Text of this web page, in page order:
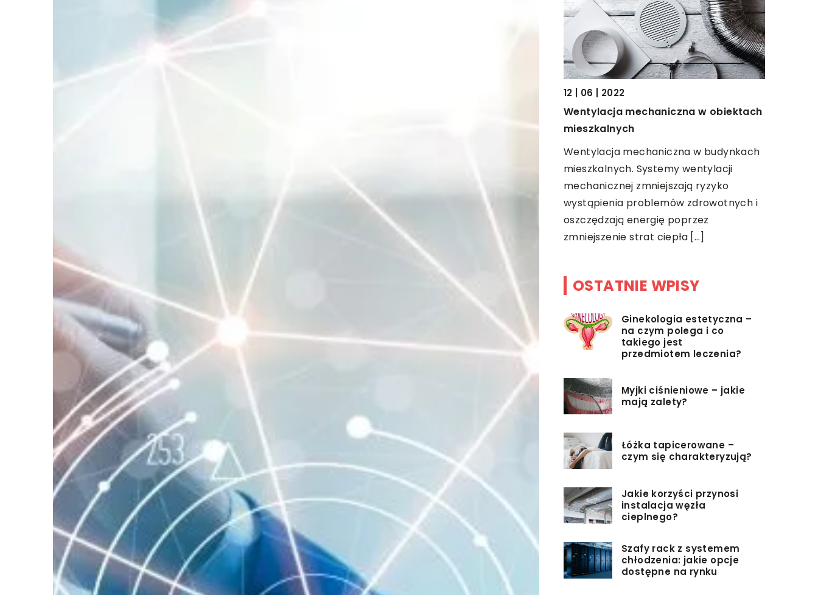
ostateczny odbiór naszego […]
bezpieczeństwo i cechować się małą
12 | 06 | 2022
Wentylacja mechaniczna w obiektach
mieszkalnych
Wentylacja mechaniczna w budynkach
mieszkalnych. Systemy wentylacji
mechanicznej zmniejszają ryzyko
wystąpienia problemów zdrowotnych i
oszczędzają energię poprzez
zmniejszenie strat ciepła […]
OSTATNIE WPISY
Ginekologia estetyczna –
na czym polega i co
takiego jest
przedmiotem leczenia?
Myjki ciśnieniowe – jakie
mają zalety?
Łóżka tapicerowane –
czym się charakteryzują?
Jakie korzyści przynosi
instalacja węzła
cieplnego?
Szafy rack z systemem
chłodzenia: jakie opcje
dostępne na rynku